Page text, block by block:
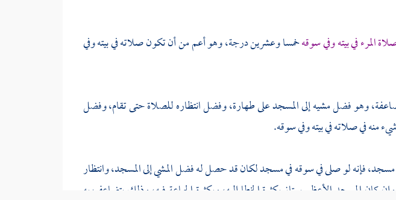
المرء في بيته وفي سوقهخمسا وعشرين درجة، وهو أعم من أن تكون صلاته في بيته وفي
وهو فضل مشيه إلى المسجد على طهارة، وفضل انتظاره للصلاة حتى تقام، وفضل
منه في صلاته في بيته وفي سوقه.
مسجد، فإنه لو صلى في سوقه في مسجد لكان قد حصل له فضل المشي إلى المسجد، وانتظار
كان المسجد الأعظم يمتاز بكثرة الخطا إليه، وبكثرة الجماعة فيه، وذلك يتضاعف به